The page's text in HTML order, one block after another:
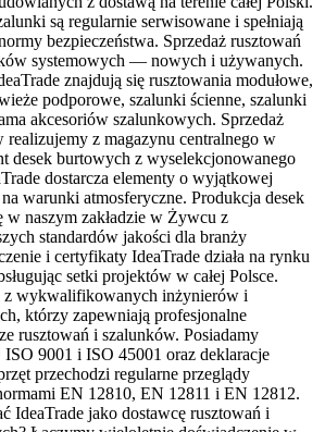
są regularnie serwisowane i spełniają
bezpieczeństwa. Sprzedaż rusztowań
systemowych — nowych i używanych.
znajdują się rusztowania modułowe,
podporowe, szalunki ścienne, szalunki
akcesoriów szalunkowych. Sprzedaż
realizujemy z magazynu centralnego w
desek burtowych z wyselekcjonowanego
dostarcza elementy o wyjątkowej
warunki atmosferyczne. Produkcja desek
naszym zakładzie w Żywcu z
standardów jakości dla branży
i certyfikaty IdeaTrade działa na rynku
setki projektów w całej Polsce.
z wykwalifikowanych inżynierów i
którzy zapewniają profesjonalne
rusztowań i szalunków. Posiadamy
9001 i ISO 45001 oraz deklaracje
przechodzi regularne przeglądy
EN 12810, EN 12811 i EN 12812.
IdeaTrade jako dostawcę rusztowań i